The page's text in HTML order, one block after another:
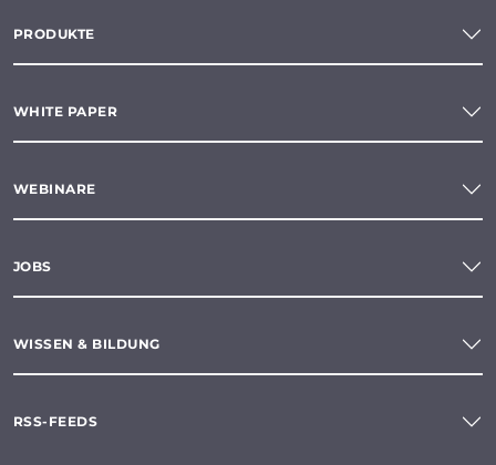
PRODUKTE
WHITE PAPER
WEBINARE
JOBS
WISSEN & BILDUNG
RSS-FEEDS